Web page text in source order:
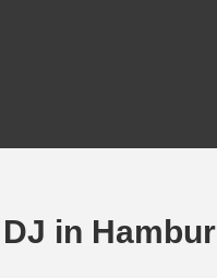
in